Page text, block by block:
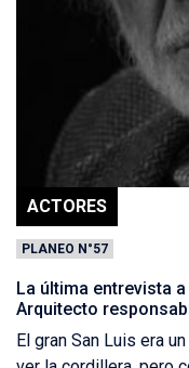
ACTORES
PLANEO N°57
La última entrevista
Arquitecto
El gran San Luis era